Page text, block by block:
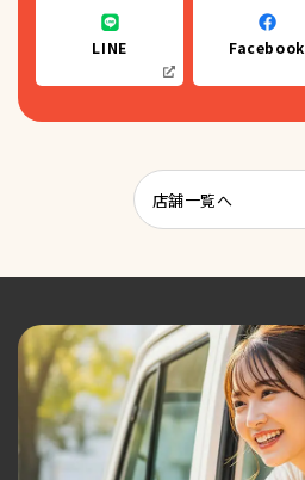
LINE Facebook
店舗一覧へ